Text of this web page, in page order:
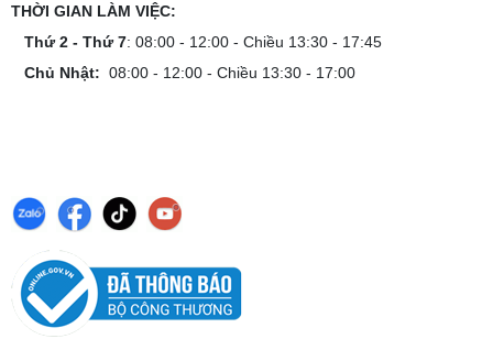
THỜI GIAN LÀM VIỆC:
Thứ 2 - Thứ 7: 08:00 - 12:00 - Chiều 13:30 - 17:45
Chủ Nhật: 08:00 - 12:00 - Chiều 13:30 - 17:00